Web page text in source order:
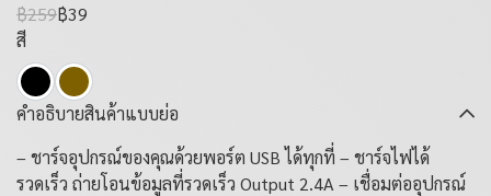
฿259฿39
สี
คำอธิบายสินค้าแบบย่อ
– ชาร์จอุปกรณ์ของคุณด้วยพอร์ต USB ได้ทุกที่ – ชาร์จไฟได้
รวดเร็ว ถ่ายโอนข้อมูลที่รวดเร็ว Output 2.4A – เชื่อมต่ออุปกรณ์